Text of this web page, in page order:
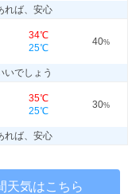
れば、安心
34℃
25℃
40%
いでしょう
35℃
25℃
30%
れば、安心
天気はこちら